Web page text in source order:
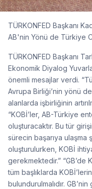
TÜRKONFED Başkanı
AB'nin Yönü de Türkiye
TÜRKONFED Başkanı
Ekonomik Diyalog
önemli mesajlar verdi.
Avrupa Birliği’nin yönü
alanlarda işbirliğinin
“KOBİ’ler, AB-Türkiye
oluşturacaktır. Bu tür
sürecin başarıya ulaşma
oluşturulurken, KOBİ
gerekmektedir.” “GB’de
tüm başlıklarda
bulundurulmalıdır.